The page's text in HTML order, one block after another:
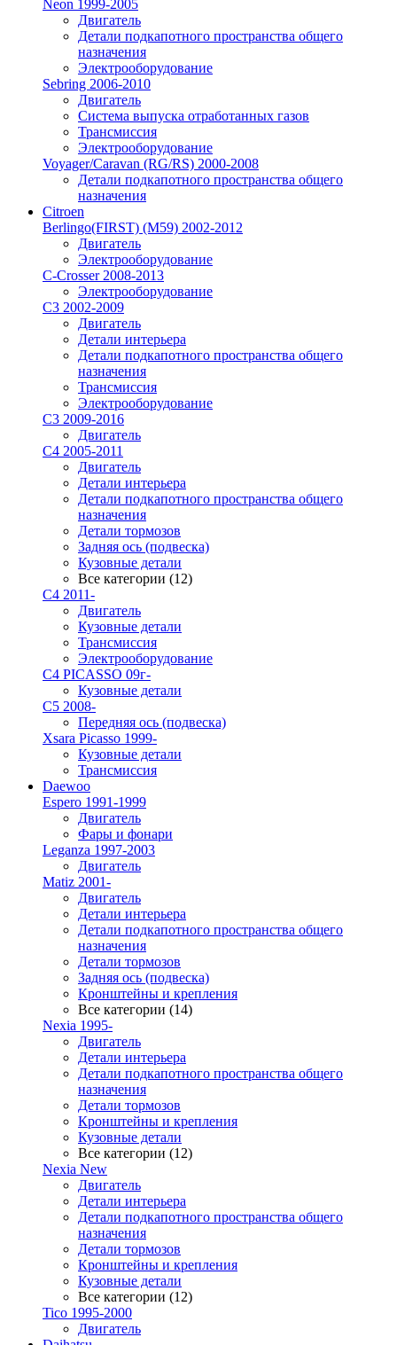
Neon 1999-2005
Двигатель
Детали подкапотного пространства общего
назначения
Электрооборудование
Sebring 2006-2010
Двигатель
Система выпуска отработанных газов
Трансмиссия
Электрооборудование
Voyager/Caravan (RG/RS) 2000-2008
Детали подкапотного пространства общего
назначения
Citroen
Berlingo(FIRST) (M59) 2002-2012
Двигатель
Электрооборудование
C-Crosser 2008-2013
Электрооборудование
C3 2002-2009
Двигатель
Детали интерьера
Детали подкапотного пространства общего
назначения
Трансмиссия
Электрооборудование
C3 2009-2016
Двигатель
C4 2005-2011
Двигатель
Детали интерьера
Детали подкапотного пространства общего
назначения
Детали тормозов
Задняя ось (подвеска)
Кузовные детали
Все категории (12)
C4 2011-
Двигатель
Кузовные детали
Трансмиссия
Электрооборудование
C4 PICASSO 09г-
Кузовные детали
C5 2008-
Передняя ось (подвеска)
Xsara Picasso 1999-
Кузовные детали
Трансмиссия
Daewoo
Espero 1991-1999
Двигатель
Фары и фонари
Leganza 1997-2003
Двигатель
Matiz 2001-
Двигатель
Детали интерьера
Детали подкапотного пространства общего
назначения
Детали тормозов
Задняя ось (подвеска)
Кронштейны и крепления
Все категории (14)
Nexia 1995-
Двигатель
Детали интерьера
Детали подкапотного пространства общего
назначения
Детали тормозов
Кронштейны и крепления
Кузовные детали
Все категории (12)
Nexia New
Двигатель
Детали интерьера
Детали подкапотного пространства общего
назначения
Детали тормозов
Кронштейны и крепления
Кузовные детали
Все категории (12)
Tico 1995-2000
Двигатель